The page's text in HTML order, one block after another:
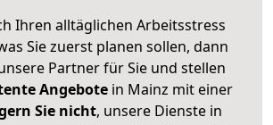
Ihren alltäglichen Arbeitsstress
Sie zuerst planen sollen, dann
Partner für Sie und stellen
Angebote in Mainz mit einer
Sie nicht, unsere Dienste in